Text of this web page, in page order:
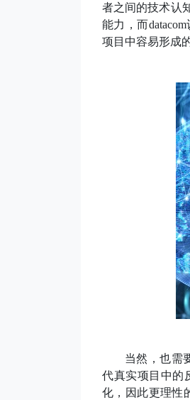
者之间的技术认
能力，而
项目中容易形成
当然，也需
代真实项目中的
化，因此更理性